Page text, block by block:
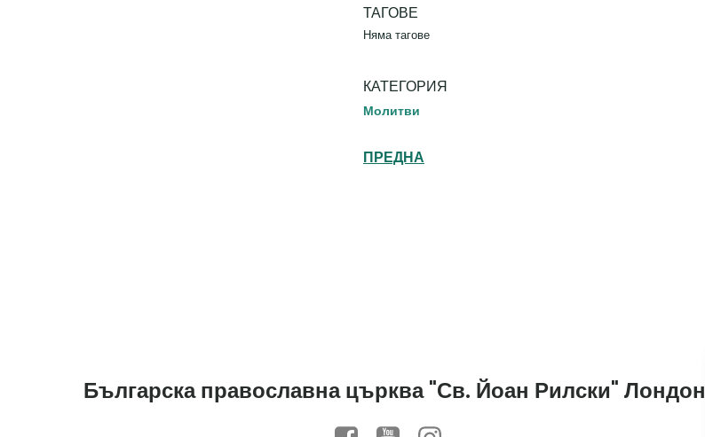
ТАГОВЕ
Няма тагове
КАТЕГОРИЯ
Молитви
ПРЕДНА
Българска православна църква "Св. Йоан Рилски" Лондон